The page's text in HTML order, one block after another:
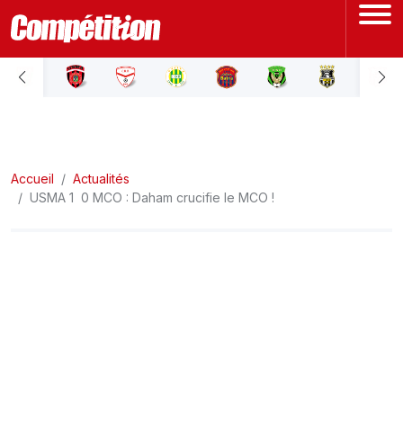
ACCUEIL
LIGUE 2
Accueil
Actualités
USMA 1  0 MCO : Daham crucifie le MCO !